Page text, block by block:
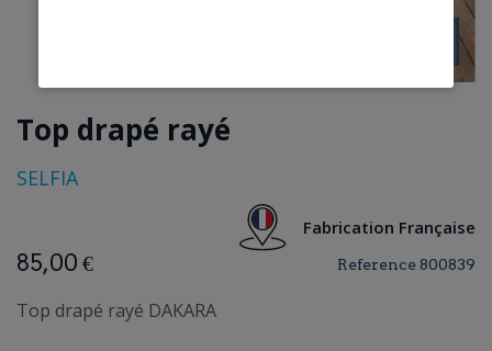
Top drapé rayé
SELFIA
Fabrication Française
Reference 800839
85,00 €
Top drapé rayé DAKARA